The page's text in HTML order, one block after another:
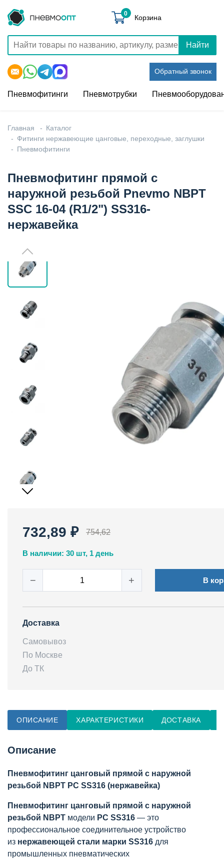
Найти
Обратный звонок
0 Корзина
Пневмофитинги Пневмотрубки
Главная
Каталог
Фитинги нержавеющие цанговые, переходные, заглушки
Пневмофитинги
Пневмофитинг прямой с
наружной резьбой Pnevmo NBPT
SSC 16-04 (R1/2") SS316-
нержавейка
732,89 ₽ 754,62
В наличии: 30 шт, 1 день
− + В
Доставка
Самовывоз
По Москве
До ТК
ОПИСАНИЕ ХАРАКТЕРИСТИКИ ДОСТАВКА
Описание
Пневмофитинг цанговый прямой с наружной
резьбой NBPT PC SS316 (нержавейка)
Пневмофитинг цанговый прямой с наружной
резьбой NBPT модели PC SS316 — это
профессиональное соединительное устройство
из нержавеющей стали марки SS316 для
промышленных пневматических